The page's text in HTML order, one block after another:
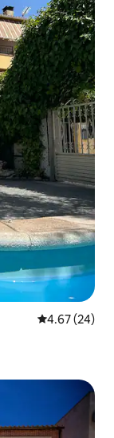
レビュー24
4.67 (24)